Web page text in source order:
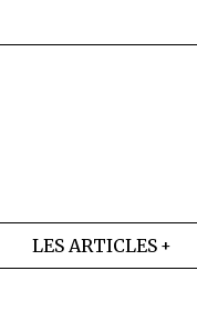
LES ARTICLES